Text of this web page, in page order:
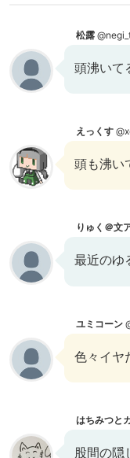
松露
頭沸いて
えっくす
頭も沸い
りゅく＠文
最近のゆ
ユミコーン
色々イヤ
はちみつと
股間の隠